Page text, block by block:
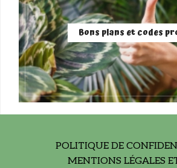
Bons plans et codes
POLITIQUE DE
MENTIONS LÉGALES